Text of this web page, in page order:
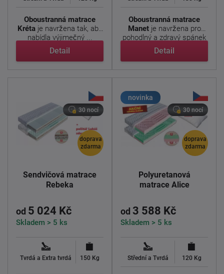
Oboustranná matrace
Kréta je navržena tak, aby
nabídla výjimečný ...
Detail
Oboustranná matrace
Manetje navržena pro
pohodlný a zdravý spánek
s ...
Detail
doprava
zdarma
30 nocí
Sendvičová matrace
Rebeka
od 5 024 Kč
Skladem > 5 ks
Tvrdá a Extra tvrdá 150 Kg
novinka
doprava
zdarma
30 nocí
Polyuretanová
matrace Alice
od 3 588 Kč
Skladem > 5 ks
Střední a Tvrdá 120 Kg